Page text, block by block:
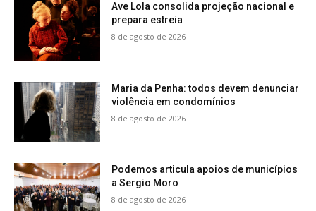
Ave Lola consolida projeção nacional e
prepara estreia
8 de agosto de 2026
Maria da Penha: todos devem denunciar
violência em condomínios
8 de agosto de 2026
Podemos articula apoios de municípios
a Sergio Moro
8 de agosto de 2026